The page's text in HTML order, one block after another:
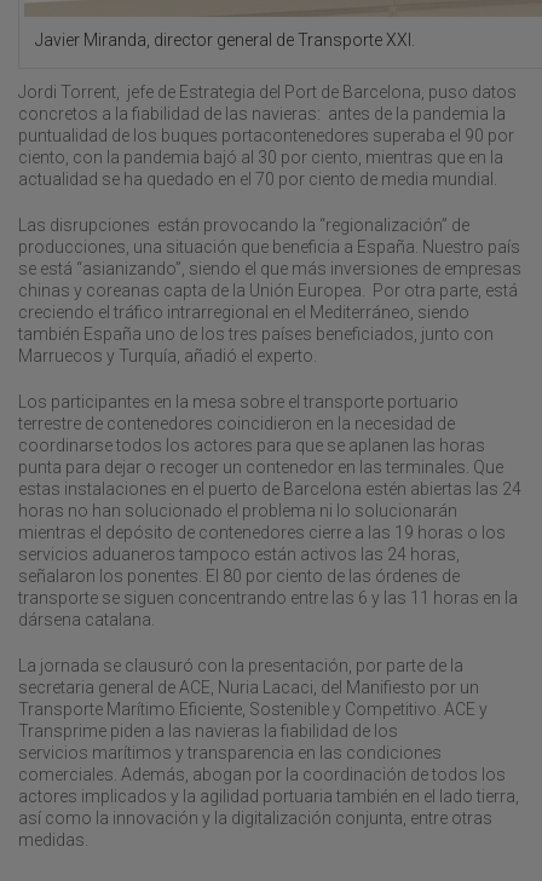
Javier Miranda, director general de Transporte XXI.
Jordi Torrent, jefe de Estrategia del Port de Barcelona, puso datos
concretos a la fiabilidad de las navieras: antes de la pandemia la
puntualidad de los buques portacontenedores superaba el 90 por
ciento, con la pandemia bajó al 30 por ciento, mientras que en la
actualidad se ha quedado en el 70 por ciento de media mundial.
Las disrupciones están provocando la “regionalización” de
producciones, una situación que beneficia a España. Nuestro país
se está “asianizando”, siendo el que más inversiones de empresas
chinas y coreanas capta de la Unión Europea. Por otra parte, está
creciendo el tráfico intrarregional en el Mediterráneo, siendo
también España uno de los tres países beneficiados, junto con
Marruecos y Turquía, añadió el experto.
Los participantes en la mesa sobre el transporte portuario
terrestre de contenedores coincidieron en la necesidad de
coordinarse todos los actores para que se aplanen las horas
punta para dejar o recoger un contenedor en las terminales. Que
estas instalaciones en el puerto de Barcelona estén abiertas las 24
horas no han solucionado el problema ni lo solucionarán
mientras el depósito de contenedores cierre a las 19 horas o los
servicios aduaneros tampoco están activos las 24 horas,
señalaron los ponentes. El 80 por ciento de las órdenes de
transporte se siguen concentrando entre las 6 y las 11 horas en la
dársena catalana.
La jornada se clausuró con la presentación, por parte de la
secretaria general de ACE, Nuria Lacaci, del Manifiesto por un
Transporte Marítimo Eficiente, Sostenible y Competitivo. ACE y
Transprime piden a las navieras la fiabilidad de los
servicios marítimos y transparencia en las condiciones
comerciales. Además, abogan por la coordinación de todos los
actores implicados y la agilidad portuaria también en el lado tierra,
así como la innovación y la digitalización conjunta, entre otras
medidas.